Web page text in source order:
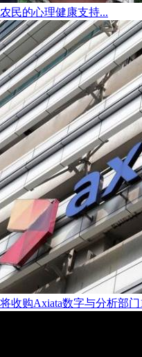
民的心理健康支持...
收购Axiata数字与分析部门